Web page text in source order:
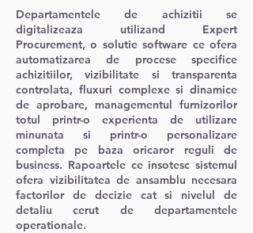
Departamentele de achizitii se
digitalizeaza utilizand Expert
Procurement, o solutie software ce ofera
automatizarea de procese specifice
achizitiilor, vizibilitate si transparenta
controlata, fluxuri complexe si dinamice
de aprobare, managementul furnizorilor
totul printr-o experienta de utilizare
minunata si printr-o personalizare
completa pe baza oricaror reguli de
business. Rapoartele ce insotesc sistemul
ofera vizibilitatea de ansamblu necesara
factorilor de decizie cat si nivelul de
detaliu cerut de departamentele
operationale.